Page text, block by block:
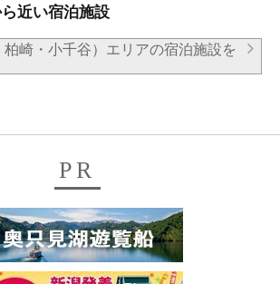
近い宿泊施設
崎・小千谷）エリアの宿泊施設を
PR